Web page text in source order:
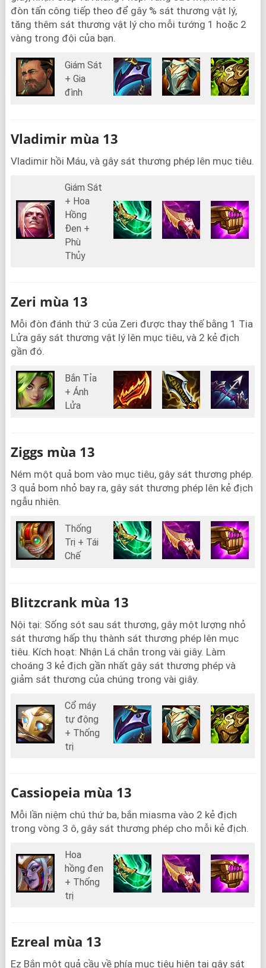
đòn tấn công tiếp theo để gây % sát thương vật lý,
tăng thêm sát thương vật lý cho mỗi tướng 1 hoặc 2
vàng trong đội của bạn.
Giám Sát
+ Gia
đình
Vladimir mùa 13
Vladimir hồi Máu, và gây sát thương phép lên mục tiêu.
Giám Sát
+ Hoa
Hồng
Đen +
Phù
Thủy
Zeri mùa 13
Mỗi đòn đánh thứ 3 của Zeri được thay thế bằng 1 Tia
Lửa gây sát thương vật lý lên mục tiêu, và 2 kẻ địch
gần đó.
Bắn Tỉa
+ Ánh
Lửa
Ziggs mùa 13
Ném một quả bom vào mục tiêu, gây sát thương phép.
3 quả bom nhỏ bay ra, gây sát thương phép lên kẻ địch
ngẫu nhiên.
Thống
Trị + Tái
Chế
Blitzcrank mùa 13
Nội tại: Sống sót sau sát thương, gây một lượng nhỏ
sát thương hấp thụ thành sát thương phép lên mục
tiêu. Kích hoạt: Nhận Lá chắn trong vài giây. Làm
choáng 3 kẻ địch gần nhất gây sát thương phép và
giảm sát thương của chúng trong vài giây.
Cổ máy
tự động
+ Thống
trị
Cassiopeia mùa 13
Mỗi lần niệm chú thứ ba, bắn miasma vào 2 kẻ địch
trong vòng 3 ô, gây sát thương phép cho mỗi kẻ địch.
Hoa
hồng đen
+ Thống
trị
Ezreal mùa 13
Ez Bắn một quả cầu về phía mục tiêu hiện tại gây sát